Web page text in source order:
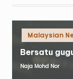
Posted
Malaysian
Bersatu
Posted
Naja Mohd Nor